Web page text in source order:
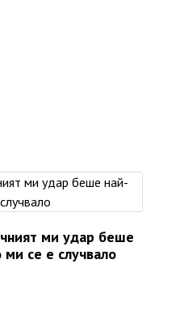
ми удар беше
се е случвало